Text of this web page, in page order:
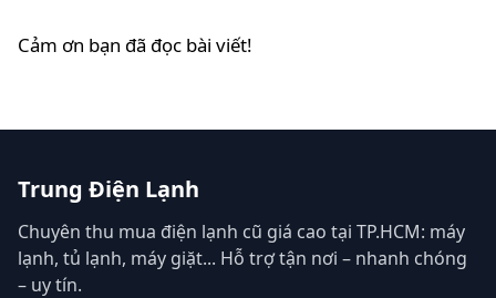
Cảm ơn bạn đã đọc bài viết!
Trung Điện Lạnh
Chuyên thu mua điện lạnh cũ giá cao tại TP.HCM: máy
lạnh, tủ lạnh, máy giặt... Hỗ trợ tận nơi – nhanh chóng
– uy tín.